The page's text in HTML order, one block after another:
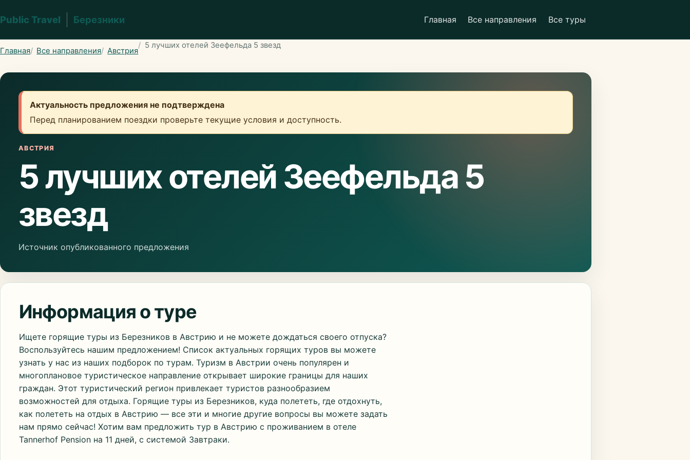
Public Travel Березники Главная Все направления Все туры
Главная Все направления Австрия
5 лучших отелей Зеефельда 5 звезд
Актуальность предложения не подтверждена
Перед планированием поездки проверьте текущие условия и доступность.
АВСТРИЯ
5 лучших отелей Зеефельда 5
звезд
Источник опубликованного предложения
Информация о туре
Ищете горящие туры из Березников в Австрию и не можете дождаться своего отпуска?
Воспользуйтесь нашим предложением! Список актуальных горящих туров вы можете
узнать у нас из наших подборок по турам. Туризм в Австрии очень популярен и
многоплановое туристическое направление открывает широкие границы для наших
граждан. Этот туристический регион привлекает туристов разнообразием
возможностей для отдыха. Горящие туры из Березников, куда полететь, где отдохнуть,
как полететь на отдых в Австрию — все эти и многие другие вопросы вы можете задать
нам прямо сейчас! Хотим вам предложить тур в Австрию с проживанием в отеле
Tannerhof Pension на 11 дней, с системой Завтраки.